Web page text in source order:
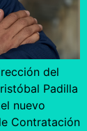
del
Padilla
nuevo
Contratación